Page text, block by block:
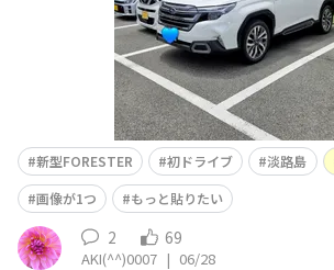
新型FORESTER 初ドライブ 淡路島
画像が1つ
もっと貼りたい
2 69
AKI(^^)0007 | 06/28